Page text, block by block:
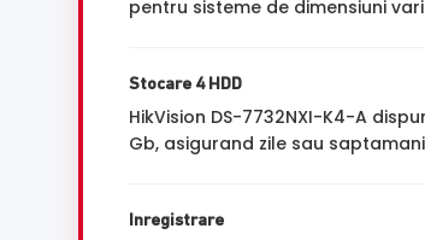
pentru sisteme de dimensiuni
Stocare 4 HDD
HikVision DS-7732NXI-K4-A
Gb, asigurand zile sau
Inregistrare